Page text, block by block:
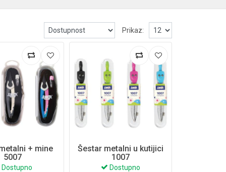
Prikaz:
+ mine
5007
Dostupno
Šestar metalni u kutijici
1007
Dostupno